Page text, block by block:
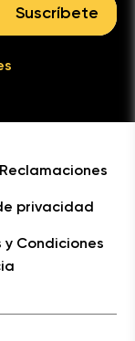
Suscríbete
privacidad
y Condiciones